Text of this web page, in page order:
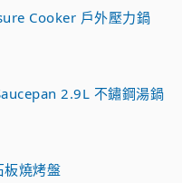
Cooker 戶外壓力鍋
2.9L 不鏽鋼湯鍋
燒烤盤